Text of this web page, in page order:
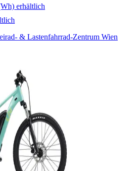
erhältlich
& Lastenfahrrad-Zentrum Wien